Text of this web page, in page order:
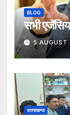
BLOG
सभी
5 AUGUST
उत्तराखण्ड